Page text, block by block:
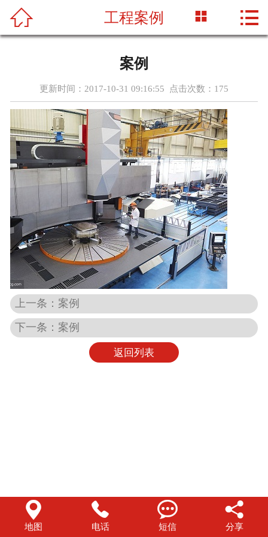
 首页
新闻资讯
工程案例
车间设备
联系我们
 工程案例  
案例
更新时间：2017-10-31 09:16:55 点击次数： 175
上一条：案例
下一条：案例
返回列表

地图

电话

短信

分享